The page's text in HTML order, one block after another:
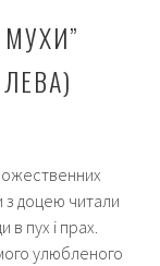
з доцею читали
в пух і прах.
улюбленого